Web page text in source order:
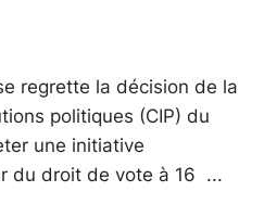
regrette la décision de la
politiques (CIP) du
une initiative
du droit de vote à 16